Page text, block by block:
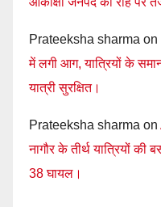
Prateeksha sharma on
में लगी आग, यात्रियों के
यात्री सुरक्षित।
Prateeksha sharma on
नागौर के तीर्थ यात्रियों की
38 घायल।